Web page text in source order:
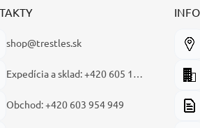
shop@trestles.sk
Expedícia a sklad: +420 605 180 144
Obchod: +420 603 954 949